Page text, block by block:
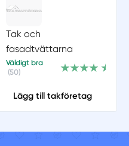
Tak och
fasadtvättarna
Väldigt bra
(50)
Lägg till takföretag